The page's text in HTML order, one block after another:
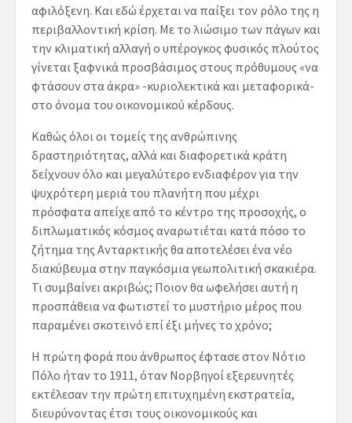
αφιλόξενη. Και εδώ έρχεται να παίξει τον ρόλο της η
περιβαλλοντική κρίση. Με το λιώσιμο των πάγων και
την κλιματική αλλαγή ο υπέρογκος φυσικός πλούτος
γίνεται ξαφνικά προσβάσιμος στους πρόθυμους «να
φτάσουν στα άκρα» -κυριολεκτικά και μεταφορικά-
στο όνομα του οικονομικού κέρδους.
Καθώς όλοι οι τομείς της ανθρώπινης
δραστηριότητας, αλλά και διαφορετικά κράτη
δείχνουν όλο και μεγαλύτερο ενδιαφέρον για την
ψυχρότερη μεριά του πλανήτη που μέχρι
πρόσφατα απείχε από το κέντρο της προσοχής, ο
διπλωματικός κόσμος αναρωτιέται κατά πόσο το
ζήτημα της Ανταρκτικής θα αποτελέσει ένα νέο
διακύβευμα στην παγκόσμια γεωπολιτική σκακιέρα.
Τι συμβαίνει ακριβώς; Ποιον θα ωφελήσει αυτή η
προσπάθεια να φωτιστεί το μυστήριο μέρος που
παραμένει σκοτεινό επί έξι μήνες το χρόνο;
Η πρώτη φορά που άνθρωπος έφτασε στον Νότιο
Πόλο ήταν το 1911, όταν Νορβηγοί εξερευνητές
εκτέλεσαν την πρώτη επιτυχημένη εκστρατεία,
διευρύνοντας έτσι τους οικονομικούς και